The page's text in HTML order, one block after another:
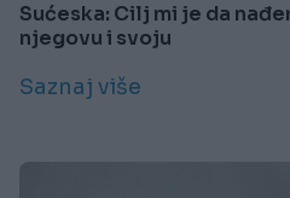
Sućeska: Cilj mi je da
njegovu i svoju
Saznaj više